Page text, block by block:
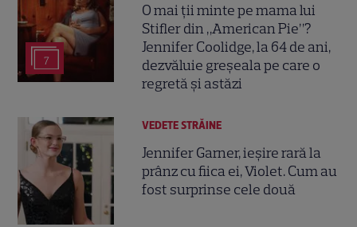
7
O mai ții minte pe mama lui
Stifler din „American Pie”?
Jennifer Coolidge, la 64 de ani,
dezvăluie greșeala pe care o
regretă și astăzi
VEDETE STRĂINE
Jennifer Garner, ieșire rară la
prânz cu fiica ei, Violet. Cum au
fost surprinse cele două